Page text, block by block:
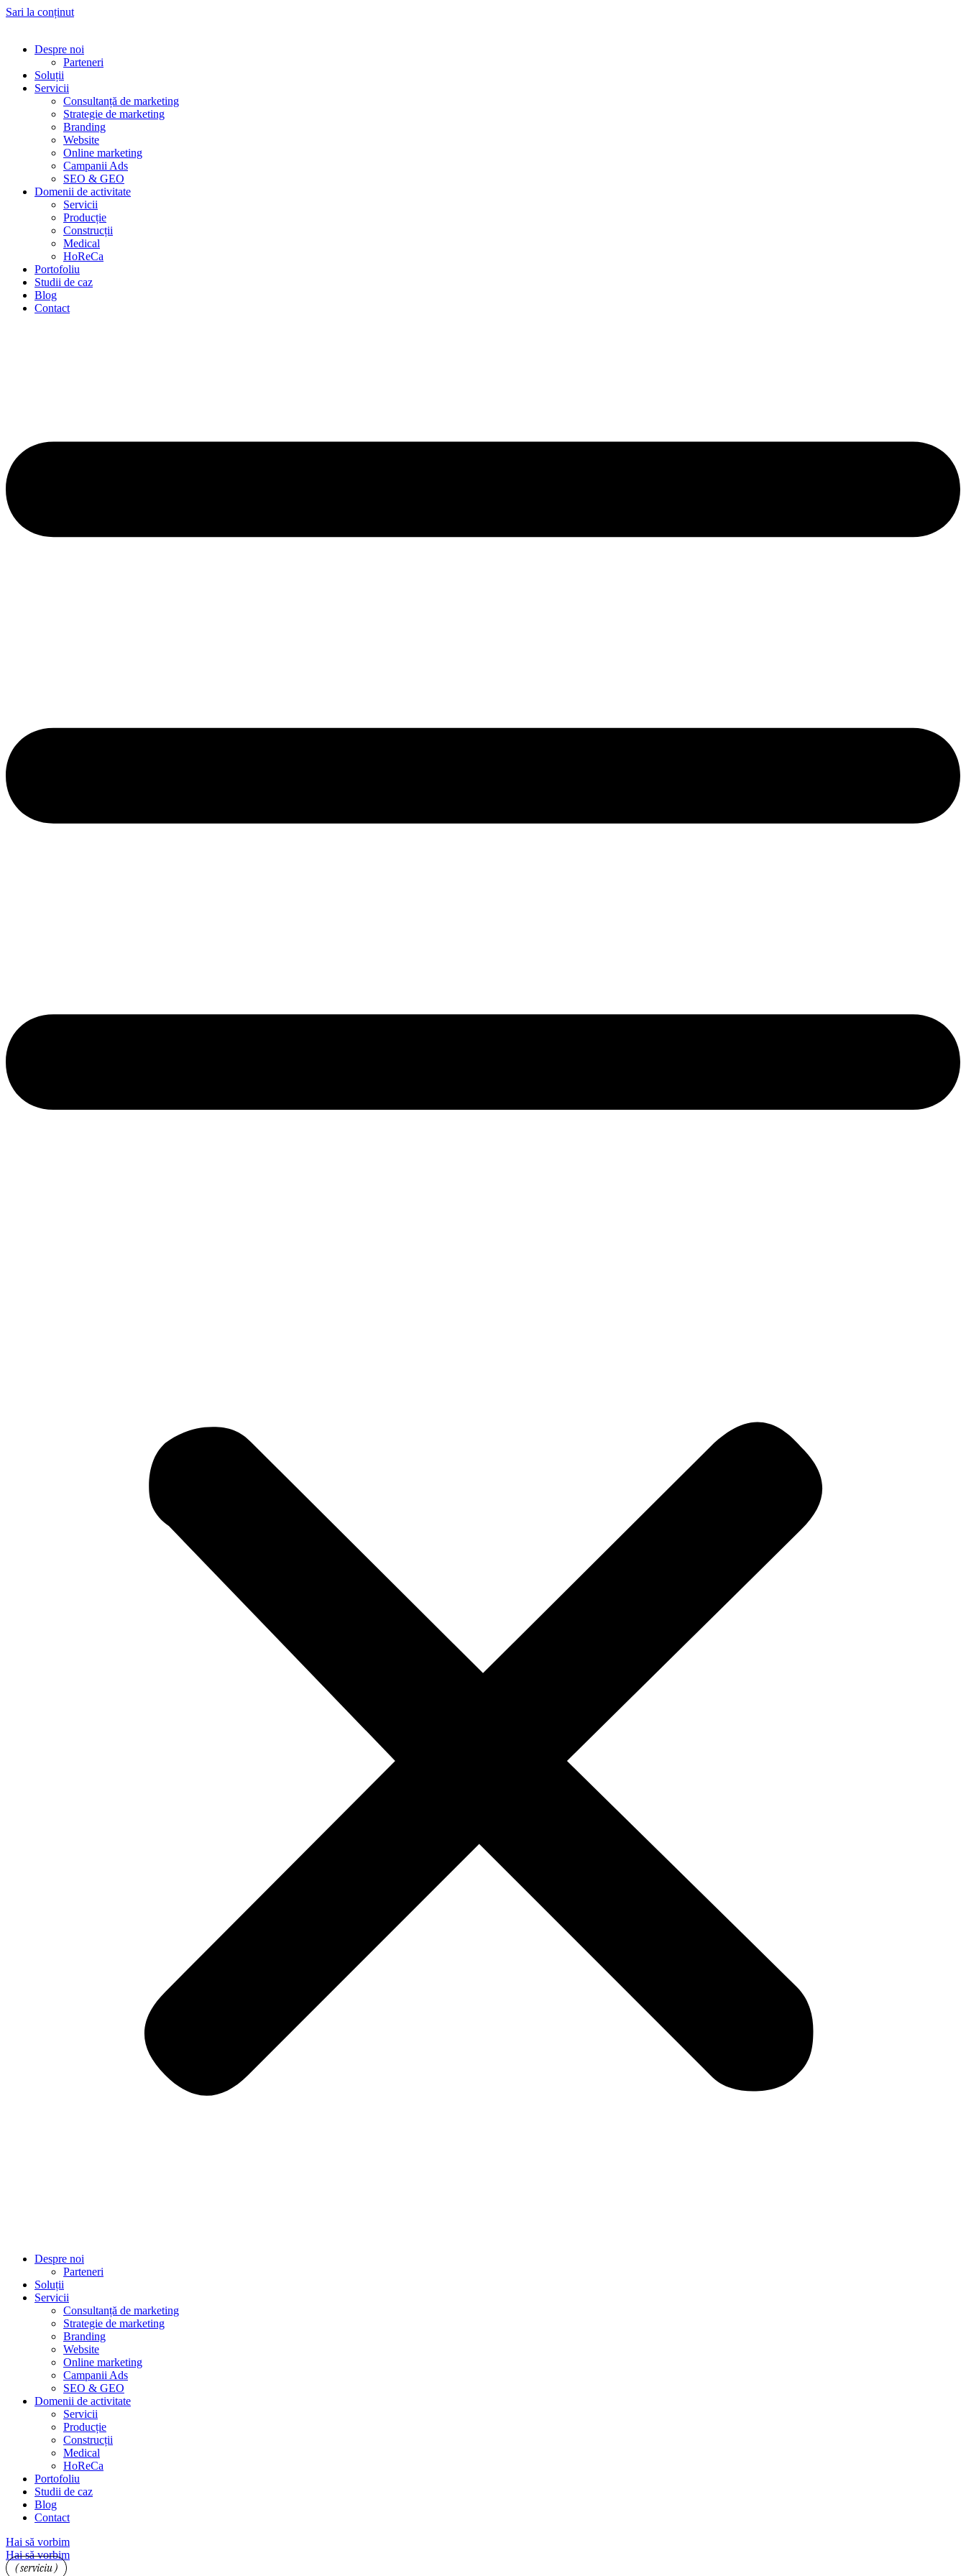
Sari la conținut
Despre noi
Parteneri
Soluții
Servicii
Consultanță de marketing
Strategie de marketing
Branding
Website
Online marketing
Campanii Ads
SEO & GEO
Domenii de activitate
Servicii
Producție
Construcții
Medical
HoReCa
Portofoliu
Studii de caz
Blog
Contact
Despre noi
Parteneri
Soluții
Servicii
Consultanță de marketing
Strategie de marketing
Branding
Website
Online marketing
Campanii Ads
SEO & GEO
Domenii de activitate
Servicii
Producție
Construcții
Medical
HoReCa
Portofoliu
Studii de caz
Blog
Contact
Hai să vorbim
Hai să vorbim
( serviciu )